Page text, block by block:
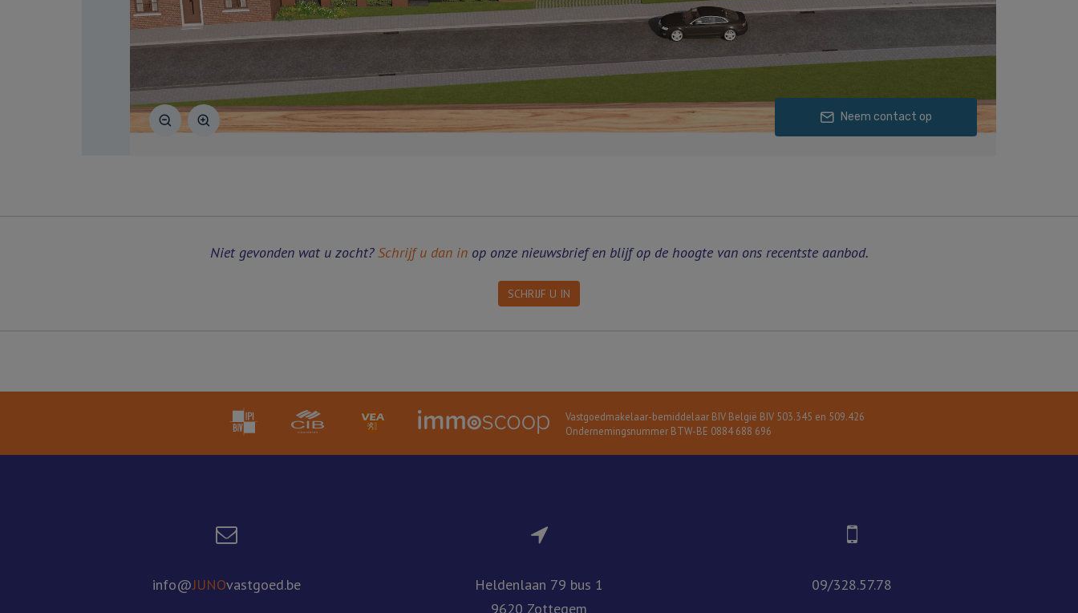
Niet gevonden wat u zocht?Schrijf u dan inop onze nieuwsbrief en blijf op de hoogte van ons recentste aanbod.
SCHRIJF U IN
Vastgoedmakelaar-bemiddelaar BIV België BIV 503.345 en 509.426
Ondernemingsnummer BTW-BE 0884 688 696
info@JUNOvastgoed.be
Heldenlaan 79 bus 1
9620 Zottegem
09/328.57.78